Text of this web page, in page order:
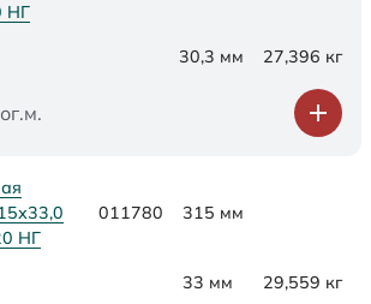
НГ
30,3 мм 27,396 кг
НГ
011780 315 мм
33 мм 29,559 кг